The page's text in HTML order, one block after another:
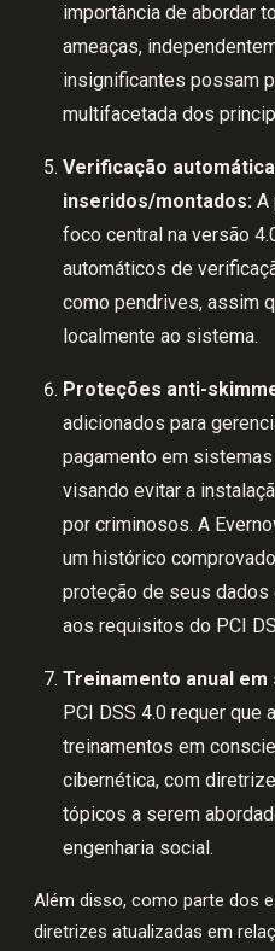
importância de abordar
ameaças,
insignificantes possam
multifacetada dos
Verificação
inseridos/montados: A
foco central na versão
automáticos de
como pendrives, assim
localmente ao sistema.
Proteções anti-
adicionados para
pagamento em
visando evitar a
por criminosos. A
um histórico
proteção de seus dados
aos requisitos do PCI
Treinamento anual
PCI DSS 4.0 requer que
treinamentos em
cibernética, com
tópicos a serem
engenharia social.
Além disso, como parte dos
diretrizes atualizadas em